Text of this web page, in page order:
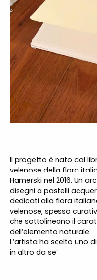
Il progetto è nato dal
velenose della flora
Hamerski nel 2016. Un
disegni a pastelli
dedicati alla flora
velenose, spesso
che sottolineano il
dell’elemento naturale.
L’artista ha scelto uno
in altro da se’.